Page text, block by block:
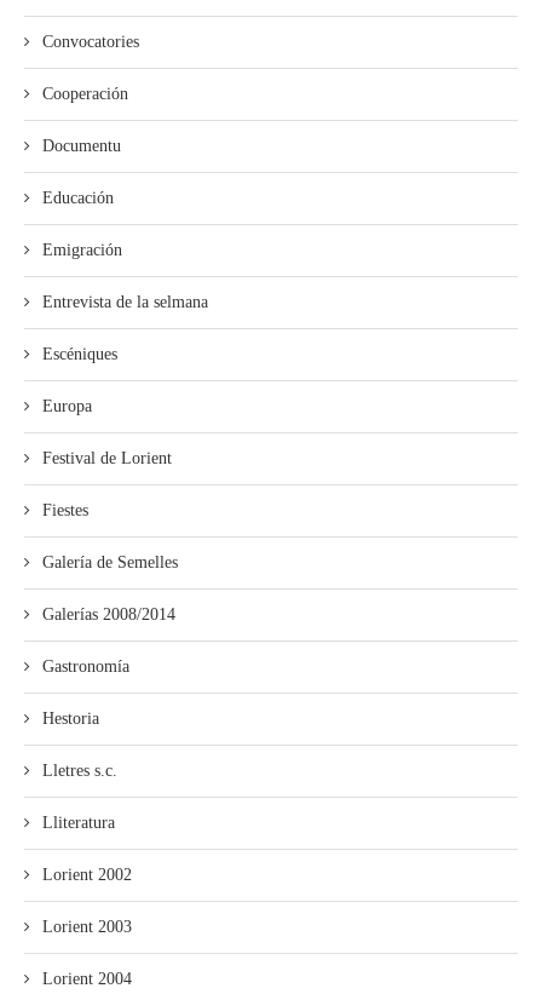
Convocatories
Cooperación
Documentu
Educación
Emigración
Entrevista de la selmana
Escéniques
Europa
Festival de Lorient
Fiestes
Galería de Semelles
Galerías 2008/2014
Gastronomía
Hestoria
Lletres s.c.
Lliteratura
Lorient 2002
Lorient 2003
Lorient 2004